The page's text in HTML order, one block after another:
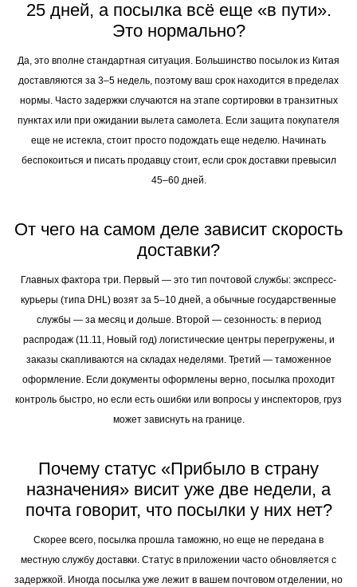
25 дней, а посылка всё еще «в пути».
Это нормально?
Да, это вполне стандартная ситуация. Большинство посылок из Китая
доставляются за 3–5 недель, поэтому ваш срок находится в пределах
нормы. Часто задержки случаются на этапе сортировки в транзитных
пунктах или при ожидании вылета самолета. Если защита покупателя
еще не истекла, стоит просто подождать еще неделю. Начинать
беспокоиться и писать продавцу стоит, если срок доставки превысил
45–60 дней.
От чего на самом деле зависит скорость
доставки?
Главных фактора три. Первый — это тип почтовой службы: экспресс-
курьеры (типа DHL) возят за 5–10 дней, а обычные государственные
службы — за месяц и дольше. Второй — сезонность: в период
распродаж (11.11, Новый год) логистические центры перегружены, и
заказы скапливаются на складах неделями. Третий — таможенное
оформление. Если документы оформлены верно, посылка проходит
контроль быстро, но если есть ошибки или вопросы у инспекторов, груз
может зависнуть на границе.
Почему статус «Прибыло в страну
назначения» висит уже две недели, а
почта говорит, что посылки у них нет?
Скорее всего, посылка прошла таможню, но еще не передана в
местную службу доставки. Статус в приложении часто обновляется с
задержкой. Иногда посылка уже лежит в вашем почтовом отделении, но